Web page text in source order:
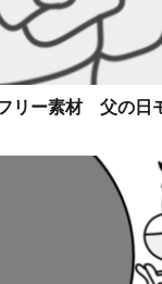
リー素材 父の日